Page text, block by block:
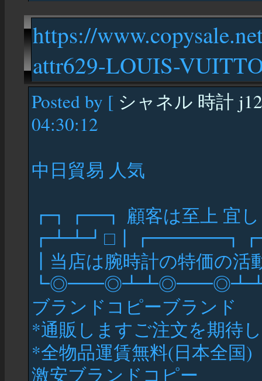
https://
attr629-LOUIS-
Posted by [ シャネル 時計
04:30:12
中日貿易 人気
┏┓┏━┓ 顧客は至上 宜し
┃当店は腕時計の特価の活
ブランドコピーブランド
*通販しますご注文を期待
*全物品運賃無料(日本全国)
激安ブランドコピー